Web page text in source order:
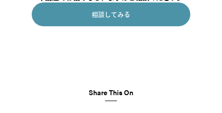
相談してみる
Share This On